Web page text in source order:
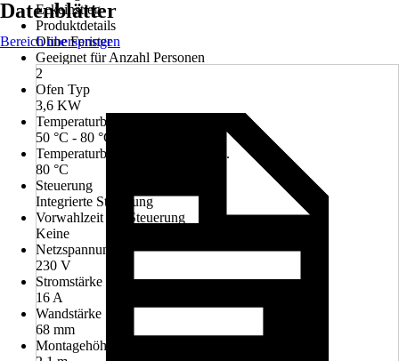
Eckeinstieg
Produktdetails
Ohne Fenster
Geeignet für Anzahl Personen
2
Ofen Typ
3,6 KW
Temperaturbereich Ofen
50 °C - 80 °C
Temperaturbereich Sauna bis max.
80 °C
Steuerung
Integrierte Steuerung
Vorwahlzeit der Steuerung
Keine
Netzspannung
230 V
Stromstärke in Ampere
16 A
Wandstärke
68 mm
Montagehöhe
Datenblätter
Bereich überspringen